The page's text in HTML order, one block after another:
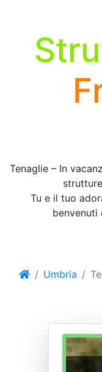
Tenaglie – In
Tu e il tuo
benvenuti
Umbria